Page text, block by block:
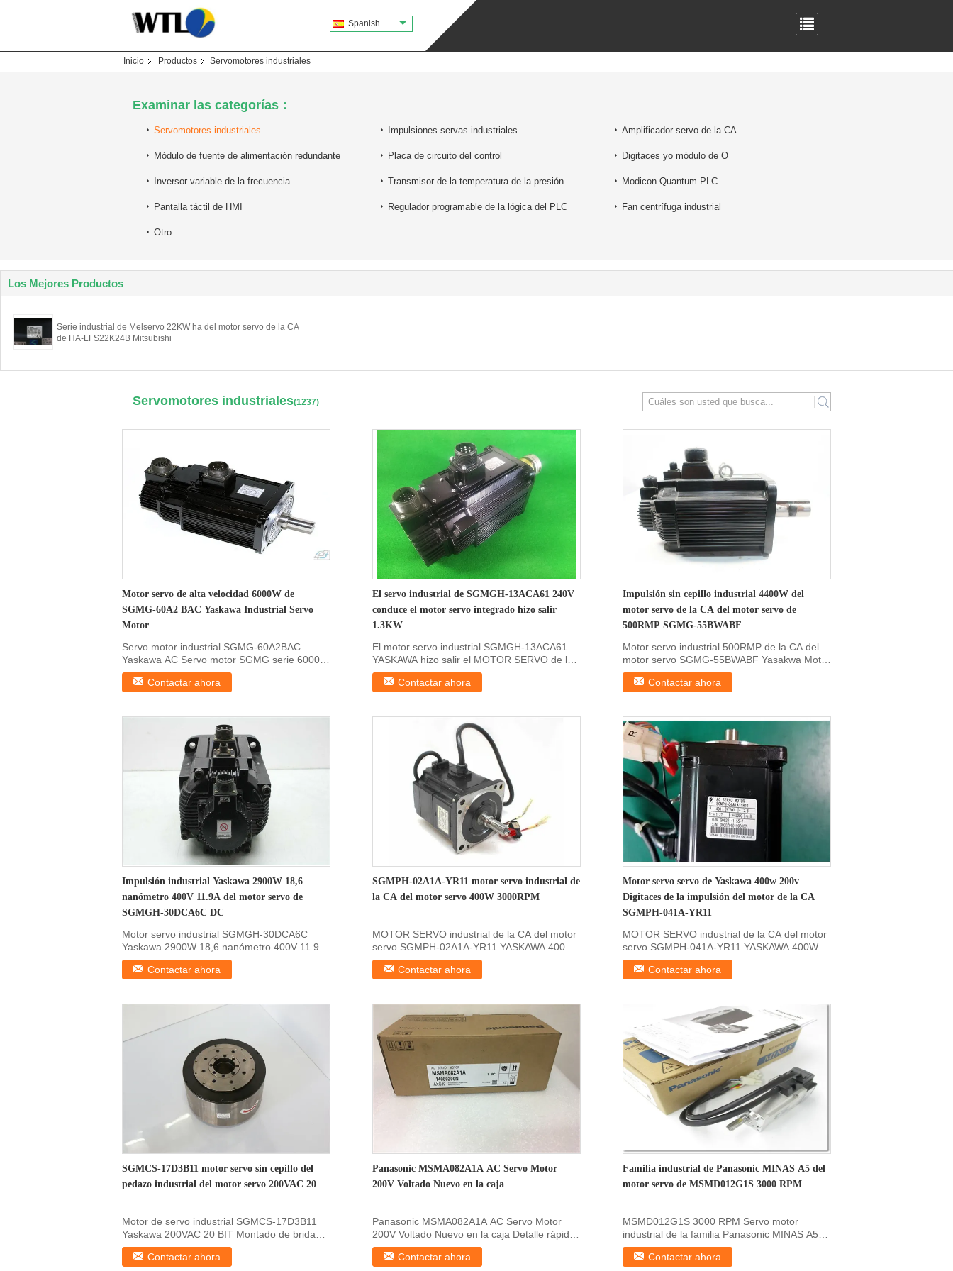
Spanish
Inicio Productos Servomotores industriales
Examinar las categorías：
Servomotores industriales Impulsiones servas industriales Amplificador servo de la CA
Módulo de fuente de alimentación redundante Placa de circuito del control Digitaces yo módulo de O
Inversor variable de la frecuencia Transmisor de la temperatura de la presión Modicon Quantum PLC
Pantalla táctil de HMI Regulador programable de la lógica del PLC Fan centrífuga industrial
Otro
Los Mejores Productos
Serie industrial de Melservo 22KW ha del motor servo de la CA
de HA-LFS22K24B Mitsubishi
Servomotores industriales(1237) search
Motor servo de alta velocidad 6000W de
SGMG-60A2 BAC Yaskawa Industrial Servo
Motor
Servo motor industrial SGMG-60A2BAC
Yaskawa AC Servo motor SGMG serie 6000W
El motor de servo ...
Contactar ahora
El servo industrial de SGMGH-13ACA61 240V
conduce el motor servo integrado hizo salir
1.3KW
El motor servo industrial SGMGH-13ACA61
YASKAWA hizo salir el MOTOR SERVO de la
CA 1.3KW DETALLES R...
Contactar ahora
Impulsión sin cepillo industrial 4400W del
motor servo de la CA del motor servo de
500RMP SGMG-55BWABF
Motor servo industrial 500RMP de la CA del
motor servo SGMG-55BWABF Yasakwa Motor
servo industrial ...
Contactar ahora
Impulsión industrial Yaskawa 2900W 18,6
nanómetro 400V 11.9A del motor servo de
SGMGH-30DCA6C DC
Motor servo industrial SGMGH-30DCA6C
Yaskawa 2900W 18,6 nanómetro 400V 11.9A
DETALLES RÁPIDOS Modelo ...
Contactar ahora
SGMPH-02A1A-YR11 motor servo industrial de
la CA del motor servo 400W 3000RPM
MOTOR SERVO industrial de la CA del motor
servo SGMPH-02A1A-YR11 YASKAWA 400W
3000RPM DETALLES R...
Contactar ahora
Motor servo servo de Yaskawa 400w 200v
Digitaces de la impulsión del motor de la CA
SGMPH-041A-YR11
MOTOR SERVO industrial de la CA del motor
servo SGMPH-041A-YR11 YASKAWA 400W
200V DETALLES RÁPIDOS ...
Contactar ahora
SGMCS-17D3B11 motor servo sin cepillo del
pedazo industrial del motor servo 200VAC 20
Motor de servo industrial SGMCS-17D3B11
Yaskawa 200VAC 20 BIT Montado de brida
Detalles rápidos ...
Contactar ahora
Panasonic MSMA082A1A AC Servo Motor
200V Voltado Nuevo en la caja
Panasonic MSMA082A1A AC Servo Motor
200V Voltado Nuevo en la caja Detalle rápido
dePanasonic Se ...
Contactar ahora
Familia industrial de Panasonic MINAS A5 del
motor servo de MSMD012G1S 3000 RPM
MSMD012G1S 3000 RPM Servo motor
industrial de la familia Panasonic MINAS A5
Detalle de las ...
Contactar ahora